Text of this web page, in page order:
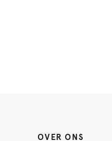
OVER ONS